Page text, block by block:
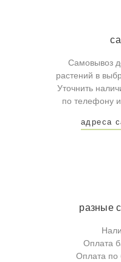
Самовывоз
растений в
Уточнить
по телефону
адреса
разные
Оплата
Оплата по